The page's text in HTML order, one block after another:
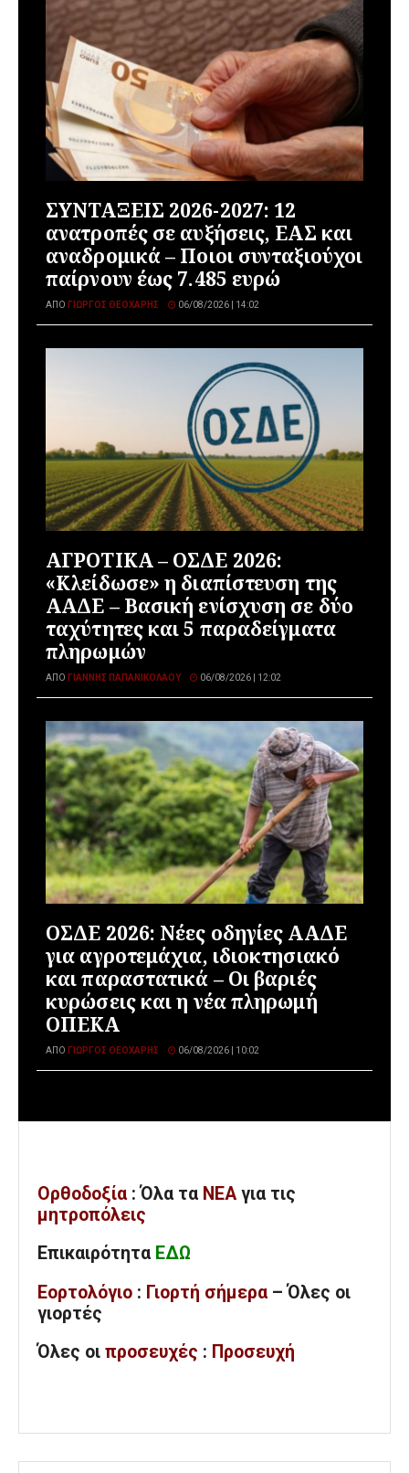
ΣΥΝΤΑΞΕΙΣ 2026-2027: 12
ανατροπές σε αυξήσεις, ΕΑΣ και
αναδρομικά – Ποιοι συνταξιούχοι
παίρνουν έως 7.485 ευρώ
ΑΠΌ ΓΙΏΡΓΟΣ ΘΕΟΧΆΡΗΣ 06/08/2026 | 14:02
ΑΓΡΟΤΙΚΑ – ΟΣΔΕ 2026:
«Κλείδωσε» η διαπίστευση της
ΑΑΔΕ – Βασική ενίσχυση σε δύο
ταχύτητες και 5 παραδείγματα
πληρωμών
ΑΠΌ ΓΙΆΝΝΗΣ ΠΑΠΑΝΙΚΟΛΆΟΥ 06/08/2026 | 12:02
ΟΣΔΕ 2026: Νέες οδηγίες ΑΑΔΕ
για αγροτεμάχια, ιδιοκτησιακό
και παραστατικά – Οι βαριές
κυρώσεις και η νέα πληρωμή
ΟΠΕΚΑ
ΑΠΌ ΓΙΏΡΓΟΣ ΘΕΟΧΆΡΗΣ 06/08/2026 | 10:02
Ορθοδοξία : Όλα τα ΝΕΑ για τις
μητροπόλεις
Επικαιρότητα ΕΔΩ
Εορτολόγιο : Γιορτή σήμερα – Όλες οι
γιορτές
Όλες οι προσευχές : Προσευχή